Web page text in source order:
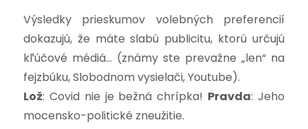
Výsledky prieskumov volebných preferencií
dokazujú, že máte slabú publicitu, ktorú určujú
kľúčové médiá… (známy ste prevažne „len“ na
fejzbúku, Slobodnom vysielači, Youtube).
Lož: Covid nie je bežná chrípka! Pravda: Jeho
mocensko-politické zneužitie.